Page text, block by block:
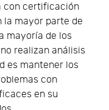
con certificación
la mayor parte de
mayoría de los
realizan análisis
es mantener los
con
en su